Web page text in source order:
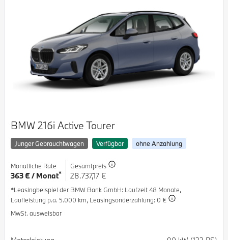
BMW 216i Active Tourer
Junger Gebrauchtwagen Verfügbar ohne Anzahlung
Monatliche Rate
363 € / Monat*
Gesamtpreis
28.737,17 €
*Leasingbeispiel der BMW Bank GmbH: Laufzeit 48 Monate,
Laufleistung p.a. 5.000 km, Leasingsonderzahlung: 0 €
MwSt. ausweisbar